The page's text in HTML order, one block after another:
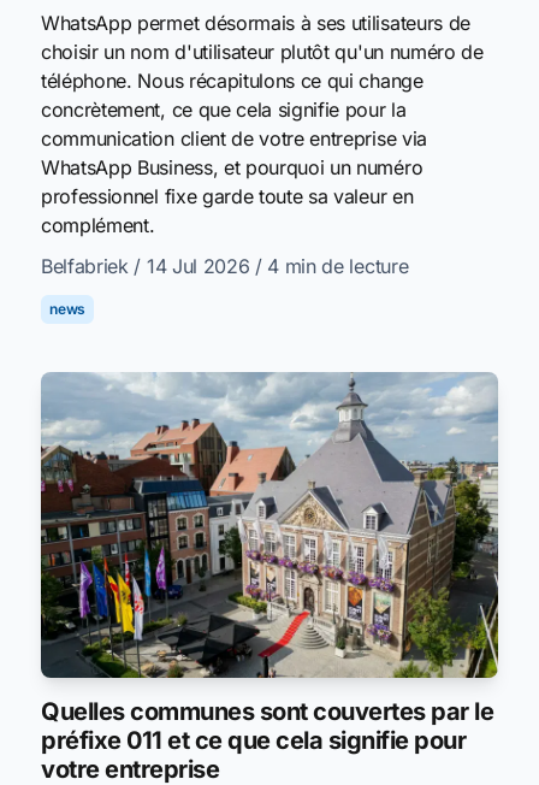
WhatsApp permet désormais à ses utilisateurs de
choisir un nom d'utilisateur plutôt qu'un numéro de
téléphone. Nous récapitulons ce qui change
concrètement, ce que cela signifie pour la
communication client de votre entreprise via
WhatsApp Business, et pourquoi un numéro
professionnel fixe garde toute sa valeur en
complément.
Belfabriek / 14 Jul 2026 / 4 min de lecture
news
Quelles communes sont couvertes par le
préfixe 011 et ce que cela signifie pour
votre entreprise